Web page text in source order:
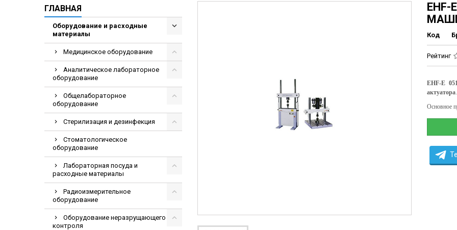
Анализаторы мочи
Видеоэндоскопы
Гематологические анализаторы
ИФА-анализаторы и вошеры
ЛОР-Комбайны
Насосы шприцевые и инфузионные
ГЛАВНАЯ
Оборудование и расходные
материалы
Медицинское оборудование
Аналитическое лабораторное
оборудование
Общелабораторное
оборудование
Стерилизация и дезинфекция
Стоматологическое
оборудование
Лабораторная посуда и
расходные материалы
Радиоизмерительное
оборудование
Оборудование неразрущающего
контроля
Код
Рейтинг
EHF-E
актуатора.
Основное